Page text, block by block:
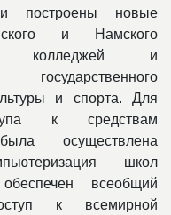
построены новые
и Намского
колледжей и
государственного
и спорта. Для
к средствам
осуществлена
школ
всеобщий
к всемирной